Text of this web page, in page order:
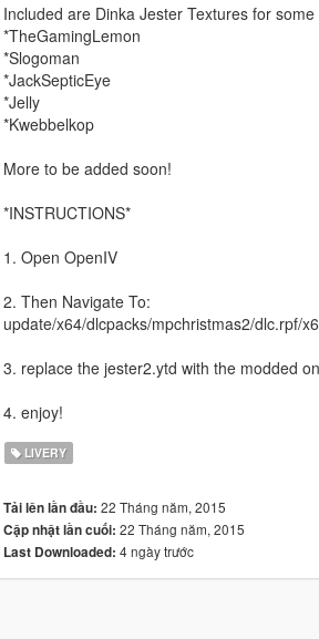
Included are Dinka Jester Textures for
*TheGamingLemon
*Slogoman
*JackSepticEye
*Jelly
*Kwebbelkop
More to be added soon!
*INSTRUCTIONS*
1. Open OpenIV
2. Then Navigate To:
update/x64/dlcpacks/mpchristmas2/dlc.rpf/
3. replace the jester2.ytd with the modded
4. enjoy!
LIVERY
Tải lên lần đầu: 22 Tháng năm, 2015
Cập nhật lần cuối: 22 Tháng năm, 2015
Last Downloaded: 4 ngày trước